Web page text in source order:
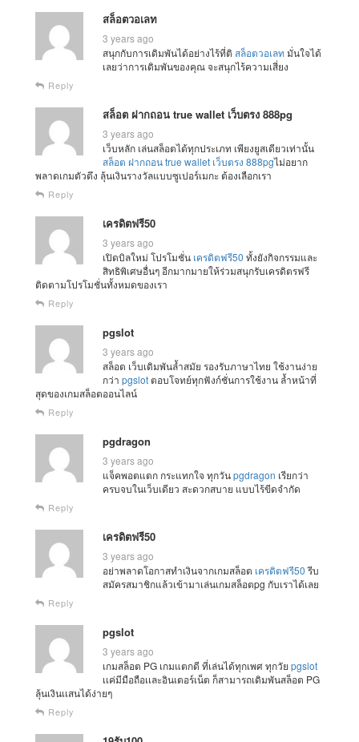
สล็อตวอเลท
3 years ago
สนุกกับการเดิมพันได้อย่างไร้ที่ติ สล็อตวอเลท มั่นใจได้
เลยว่าการเดิมพันของคุณ จะสนุกไร้ความเสี่ยง
Reply
สล็อต ฝากถอน true wallet เว็บตรง 888pg
3 years ago
เว็บหลัก เล่นสล็อตได้ทุกประเภท เพียงยูสเดียวเท่านั้น
สล็อต ฝากถอน true wallet เว็บตรง 888pgไม่อยาก
พลาดเกมตัวตึง ลุ้นเงินรางวัลแบบซูเปอร์เมกะ ต้องเลือกเรา
Reply
เครดิตฟรี50
3 years ago
เปิดบิลใหม่ โปรโมชั่น เครดิตฟรี50 ทั้งยังกิจกรรมและ
สิทธิพิเศษอื่นๆ อีกมากมายให้ร่วมสนุกรับเครดิตรฟรี
ติดตามโปรโมชั่นทั้งหมดของเรา
Reply
pgslot
3 years ago
สล็อต เว็บเดิมพันล้ำสมัย รองรับภาษาไทย ใช้งานง่าย
กว่า pgslot ตอบโจทย์ทุกฟังก์ชั่นการใช้งาน ล้ำหน้าที่
สุดของเกมสล็อตออนไลน์
Reply
pgdragon
3 years ago
แจ็คพอตแตก กระแทกใจ ทุกวันpgdragon เรียกว่า
ครบจบในเว็บเดียว สะดวกสบาย แบบไร้ขีดจำกัด
Reply
เครดิตฟรี50
3 years ago
อย่าพลาดโอกาสทำเงินจากเกมสล็อต เครดิตฟรี50รีบ
สมัครสมาชิกแล้วเข้ามาเล่นเกมสล็อตpg กับเราได้เลย
Reply
pgslot
3 years ago
เกมสล็อต PG เกมแตกดี ที่เล่นได้ทุกเพศ ทุกวัย pgslot
เเค่มีมือถือเเละอินเตอร์เน็ต ก็สามารถเดิมพันสล็อต PG
ลุ้นเงินเเสนได้ง่ายๆ
Reply